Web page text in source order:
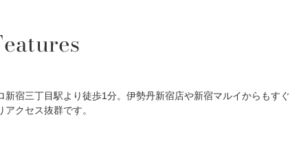
新宿三丁目駅より徒歩1分。伊勢丹新宿店や新宿マルイからもすぐ
クセス抜群です。